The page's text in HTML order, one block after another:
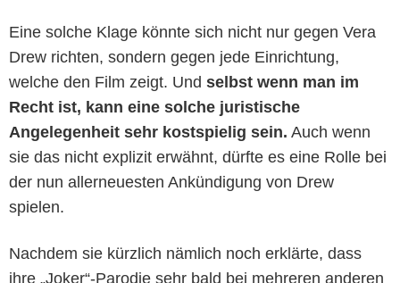
Eine solche Klage könnte sich nicht nur gegen Vera
Drew richten, sondern gegen jede Einrichtung,
welche den Film zeigt. Und selbst wenn man im
Recht ist, kann eine solche juristische
Angelegenheit sehr kostspielig sein. Auch wenn
sie das nicht explizit erwähnt, dürfte es eine Rolle bei
der nun allerneuesten Ankündigung von Drew
spielen.
Nachdem sie kürzlich nämlich noch erklärte, dass
ihre „Joker“-Parodie sehr bald bei mehreren anderen